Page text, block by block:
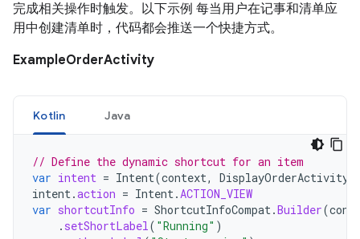
完成相关操作时触发。以下示例 每当用户在记事和清单应
用中创建清单时，代码都会推送一个快捷方式。
ExampleOrderActivity
Kotlin Java
// Define the dynamic shortcut for an item
var intent = Intent(context, DisplayOrderActivity
intent.action = Intent.ACTION_VIEW
var shortcutInfo = ShortcutInfoCompat.Builder(
. setShortLabel( "Running" )